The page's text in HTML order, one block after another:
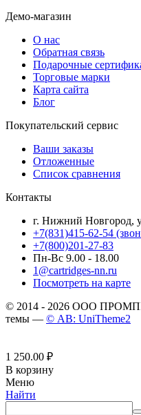
Демо-магазин
О нас
Обратная связь
Подарочные
Торговые марки
Карта сайта
Блог
Покупательский сервис
Ваши заказы
Отложенные
Список сравнения
Контакты
г. Нижний Новгород,
+7(831)415-62-54
+7(800)201-27-83
Пн-Вс 9.00 - 18.00
1@cartridges-nn.ru
Посмотреть на карте
© 2014 - 2026 ООО
темы — © AB: UniTheme2
1 250.00 ₽
В корзину
Меню
Найти